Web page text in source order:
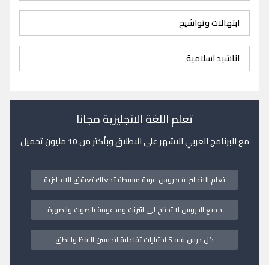
ابتهالات وتواشيح
اناشيد اسلامية
تعلم اللغة الانجليزية مجانا
مع البرنامج العربي الاشهر على الاطلاق وبأكثر من 10 مليون تحميل
تعلم الانجليزية بدروس عربية مبسطة تجعلك تعشق الانجليزية
جميع الدروس لا تحتاج الى انترنت ومدعومة بالصوت والصورة
كل درس فيه 5 اختبارات تفاعلية لتحسين اللفظ والنطق